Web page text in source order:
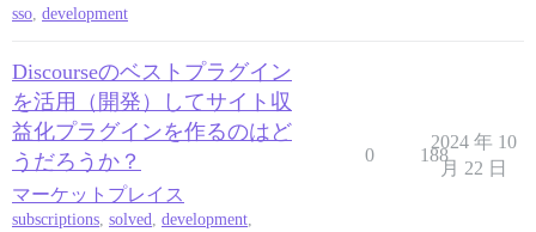
sso, development
Discourseのベストプラグイン
を活用（開発）してサイト収
益化プラグインを作るのはど
うだろうか？
マーケットプレイス
subscriptions, solved, development,
0 188
2024 年 10
月 22 日